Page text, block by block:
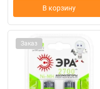
В корзину
Заказ